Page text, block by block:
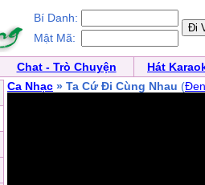
Bí Danh:
Mật Mã:
Chat - Trò Chuyện
Hát
Ca Nhạc » Ta Cứ Đi Cùng Nhau (Đen